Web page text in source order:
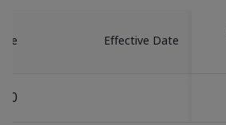
Effective Date